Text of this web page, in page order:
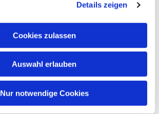
Details zeigen
Cookies zulassen
Auswahl erlauben
Nur notwendige Cookies